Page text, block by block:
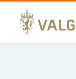
Hopp
til
innhold